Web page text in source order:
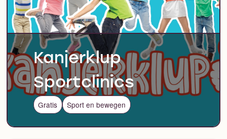
Kanjerklup
Sportclinics
Gratis Sport en bewegen